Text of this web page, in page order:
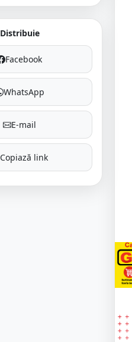
Distribuie
Facebook
WhatsApp
E-mail
Copiază link